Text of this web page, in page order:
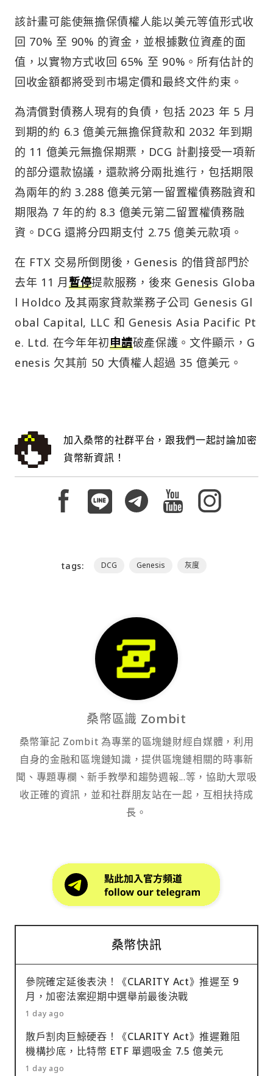
該計畫可能使無擔保債權人能以美元等值形式收
回 70% 至 90% 的資金，並根據數位資產的面
值，以實物方式收回 65% 至 90%。所有估計的
回收金額都將受到市場定價和最終文件約束。
為清償對債務人現有的負債，包括 2023 年 5 月
到期的約 6.3 億美元無擔保貸款和 2032 年到期
的 11 億美元無擔保期票，DCG 計劃接受一項新
的部分還款協議，還款將分兩批進行，包括期限
為兩年的約 3.288 億美元第一留置權債務融資和
期限為 7 年的約 8.3 億美元第二留置權債務融
資。DCG 還將分四期支付 2.75 億美元款項。
在 FTX 交易所倒閉後，Genesis 的借貸部門於
去年 11 月暫停提款服務，後來 Genesis Globa
l Holdco 及其兩家貸款業務子公司 Genesis Gl
obal Capital, LLC 和 Genesis Asia Pacific Pt
e. Ltd. 在今年年初申請破產保護。文件顯示，G
enesis 欠其前 50 大債權人超過 35 億美元。
加入桑幣的社群平台，跟我們一起討論加密
貨幣新資訊！
tags: DCG Genesis 灰度
桑幣區識 Zombit
桑幣筆記 Zombit 為專業的區塊鏈財經自媒體，利用
自身的金融和區塊鏈知識，提供區塊鏈相關的時事新
聞、專題專欄、新手教學和趨勢週報...等，協助大眾吸
收正確的資訊，並和社群朋友站在一起，互相扶持成
長。
桑幣快訊
參院確定延後表決！《CLARITY Act》推遲至 9
月，加密法案迎期中選舉前最後決戰
1 day ago
散戶割肉巨鯨硬吞！《CLARITY Act》推遲難阻
機構抄底，比特幣 ETF 單週吸金 7.5 億美元
1 day ago